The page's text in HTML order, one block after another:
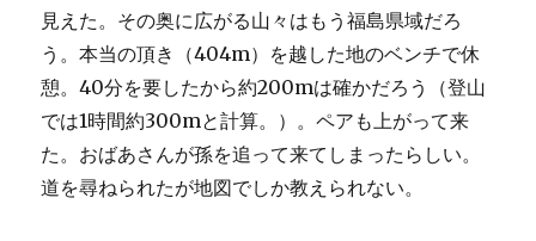
見えた。その奥に広がる山々はもう福島県域だろ
う。本当の頂き（404m）を越した地のベンチで休
憩。40分を要したから約200mは確かだろう（登山
では1時間約300mと計算。）。ペアも上がって来
た。おばあさんが孫を追って来てしまったらしい。
道を尋ねられたが地図でしか教えられない。